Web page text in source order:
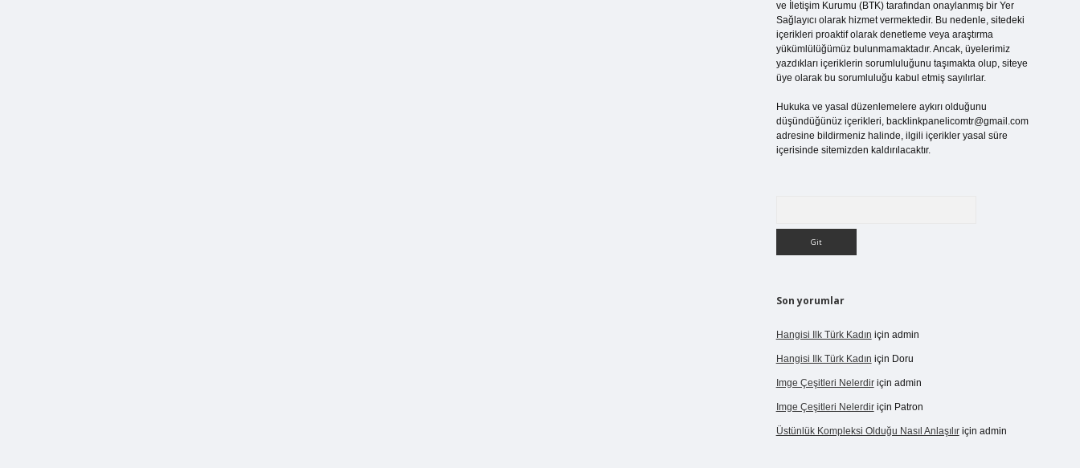
ve İletişim Kurumu (BTK) tarafından onaylanmış bir Yer
Sağlayıcı olarak hizmet vermektedir. Bu nedenle, sitedeki
içerikleri proaktif olarak denetleme veya araştırma
yükümlülüğümüz bulunmamaktadır. Ancak, üyelerimiz
yazdıkları içeriklerin sorumluluğunu taşımakta olup, siteye
üye olarak bu sorumluluğu kabul etmiş sayılırlar.
Hukuka ve yasal düzenlemelere aykırı olduğunu
düşündüğünüz içerikleri, backlinkpanelicomtr@gmail.com
adresine bildirmeniz halinde, ilgili içerikler yasal süre
içerisinde sitemizden kaldırılacaktır.
Son yorumlar
Hangisi Ilk Türk Kadın için admin
Hangisi Ilk Türk Kadın için Doru
Imge Çeşitleri Nelerdiriçin admin
Imge Çeşitleri Nelerdiriçin Patron
Üstünlük Kompleksi Olduğu Nasıl Anlaşılıriçin admin